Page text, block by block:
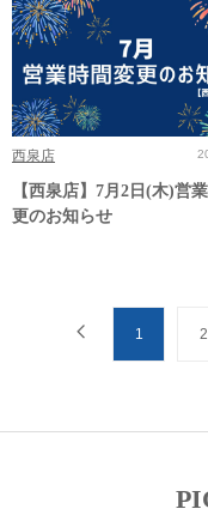
西泉店
【西泉店】7月2日(木)営
更のお知らせ
1 2